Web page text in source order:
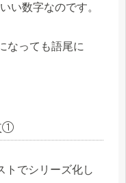
い数字なのです。
なっても語尾に
①
トでシリーズ化し